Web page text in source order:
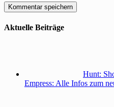
Aktuelle Beiträge
Hunt:
Empress: Alle Infos zum